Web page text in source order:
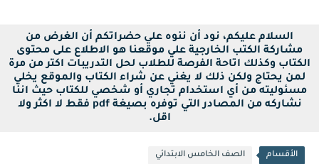
السلام عليكم، نود أن ننوه علي حضراتكم أن الغرض من
مشاركة الكتب الخارجية علي موقعنا هو الاطلاع على محتوى
الكتاب وكذلك اتاحة الفرصة للطلاب لحل التدريبات اكتر من مرة
لمن يحتاج ولكن ذلك لا يغني عن شراء الكتاب والموقع يخلي
مسئوليته من أي استخدام تجاري أو شخصي للكتاب حيث اننا
نشاركه من المصادر التي توفره بصيغة pdf فقط لا اكثر ولا
اقل.
الأقسام الصف الخامس الابتدائي